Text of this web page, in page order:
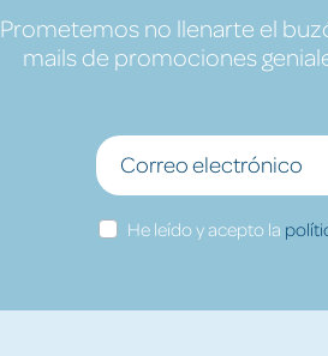
Prometemos no llenarte el
mails de promociones
He leído y acepto la